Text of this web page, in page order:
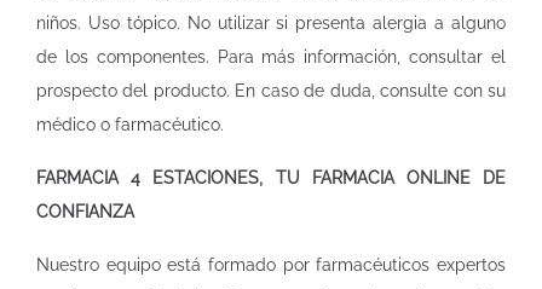
niños. Uso tópico. No utilizar si presenta alergia a alguno
de los componentes. Para más información, consultar el
prospecto del producto. En caso de duda, consulte con su
médico o farmacéutico.
FARMACIA 4 ESTACIONES, TU FARMACIA ONLINE DE
CONFIANZA
Nuestro equipo está formado por farmacéuticos expertos